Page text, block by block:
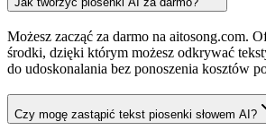
Możesz zacząć za darmo na aitosong.com.
środki, dzięki którym możesz odkrywać
do udoskonalania bez ponoszenia kosztów
Czy mogę zastąpić tekst piosenki słowem AI?